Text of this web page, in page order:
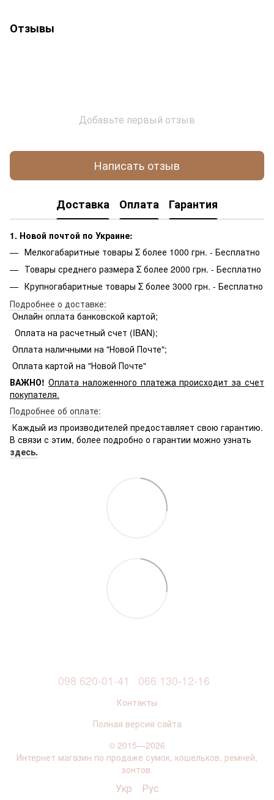
Отзывы
Добавьте первый отзыв
Написать отзыв
Доставка Оплата Гарантия
1. Новой почтой по Украине:
Мелкогабаритные товары Σ более 1000 грн. - Бесплатно
Товары среднего размера Σ более 2000 грн. - Бесплатно
Крупногабаритные товары Σ более 3000 грн. - Бесплатно
Подробнее о доставке:
Онлайн оплата банковской картой;
Оплата на расчетный счет (IBAN);
Оплата наличными на "Новой Почте";
Оплата картой на "Новой Почте"
ВАЖНО! Оплата наложенного платежа происходит за счет
покупателя.
Подробнее об оплате:
Каждый из производителей предоставляет свою гарантию.
В связи с этим, более подробно о гарантии можно узнать
здесь.
098 620-01-41 066 130-12-16
Контакты
Полная версия сайта
© 2015—2026
Интернет магазин по продаже сумок, кошельков, ремней,
зонтов.
Укр Рус